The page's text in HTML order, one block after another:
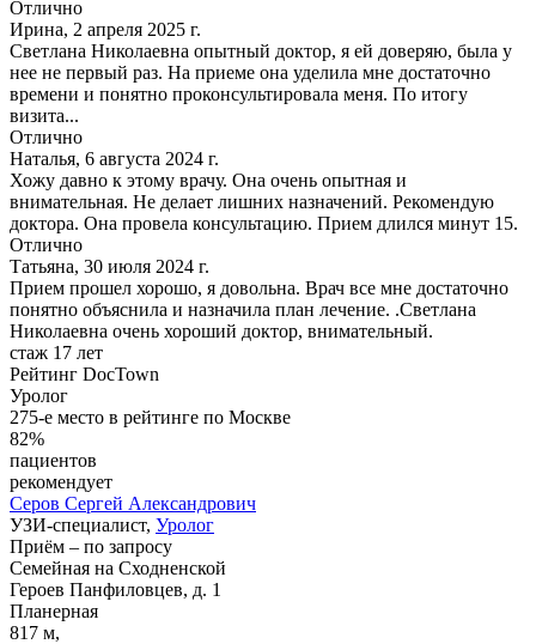
Отлично
Ирина, 2 апреля 2025 г.
Светлана Николаевна опытный доктор, я ей доверяю, была у
нее не первый раз. На приеме она уделила мне достаточно
времени и понятно проконсультировала меня. По итогу
визита...
Отлично
Наталья, 6 августа 2024 г.
Хожу давно к этому врачу. Она очень опытная и
внимательная. Не делает лишних назначений. Рекомендую
доктора. Она провела консультацию. Прием длился минут 15.
Отлично
Татьяна, 30 июля 2024 г.
Прием прошел хорошо, я довольна. Врач все мне достаточно
понятно объяснила и назначила план лечение. .Светлана
Николаевна очень хороший доктор, внимательный.
стаж 17 лет
Рейтинг DocTown
Уролог
275-е место в рейтинге по Москве
82%
пациентов
рекомендует
Серов Сергей Александрович
УЗИ-специалист, Уролог
Приём – по запросу
Семейная на Сходненской
Героев Панфиловцев, д. 1
Планерная
817 м,